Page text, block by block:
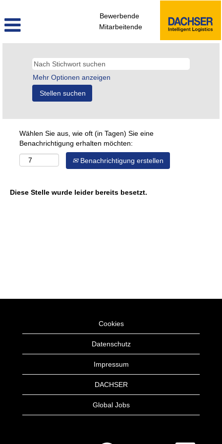
Bewerbende
Mitarbeitende
Mehr Optionen anzeigen
Wählen Sie aus, wie oft (in Tagen) Sie eine
Benachrichtigung erhalten möchten:
Benachrichtigung erstellen
Diese Stelle wurde leider bereits besetzt.
Cookies
Datenschutz
Impressum
DACHSER
Global Jobs